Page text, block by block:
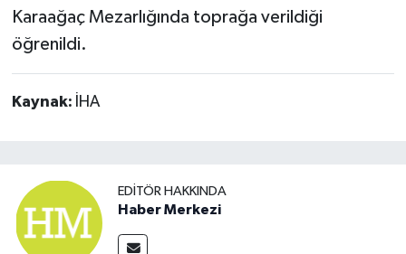
Karaağaç Mezarlığında toprağa verildiği
öğrenildi.
Kaynak: İHA
EDITÖR HAKKINDA
Haber Merkezi